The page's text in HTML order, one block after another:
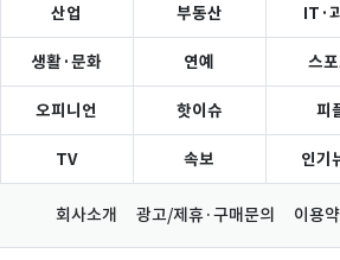
산업 부동산 IT·
생활·문화 연예 스
오피니언 핫이슈 피
TV 속보 인기
회사소개 광고/제휴·구매문의 이용